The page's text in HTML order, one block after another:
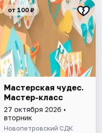
от 100 ₽
Мастерская чудес.
Мастер-класс
27 октября 2026 •
вторник
Новопетровский СДК